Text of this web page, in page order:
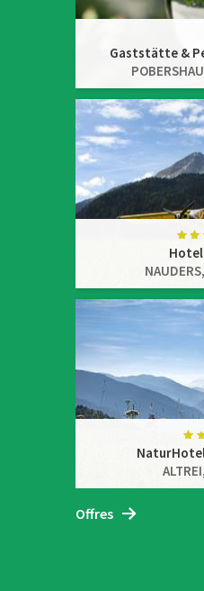
Gaststätte &
NAUDERS,
ALTREI,
Offres